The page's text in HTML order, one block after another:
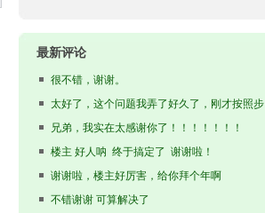
最新评论
很不错，谢谢。
太好了，这个问题我弄了好久了，刚才按照步
骤，试了，...
兄弟，我实在太感谢你了！！！！！！！
楼主 好人呐 终于搞定了 谢谢啦！
谢谢啦，楼主好厉害，给你拜个年啊
不错谢谢 可算解决了